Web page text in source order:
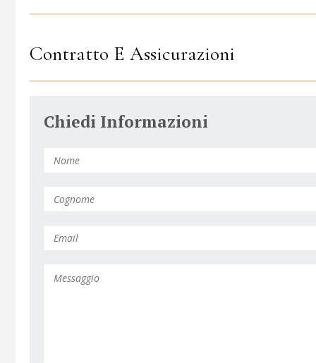
Contratto E Assicurazioni
Chiedi Informazioni